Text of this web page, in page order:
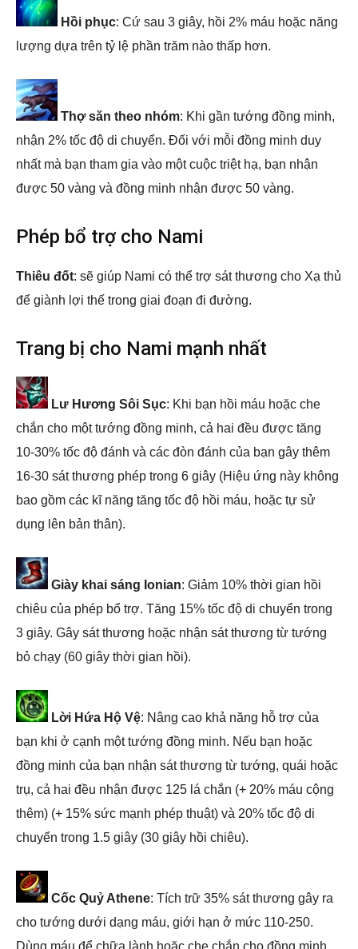
Hồi phục: Cứ sau 3 giây, hồi 2% máu hoặc năng
lượng dựa trên tỷ lệ phần trăm nào thấp hơn.
Thợ săn theo nhóm: Khi gần tướng đồng minh,
nhận 2% tốc độ di chuyển. Đối với mỗi đồng minh duy
nhất mà bạn tham gia vào một cuộc triệt hạ, bạn nhận
được 50 vàng và đồng minh nhận được 50 vàng.
Phép bổ trợ cho Nami
Thiêu đốt: sẽ giúp Nami có thể trợ sát thương cho Xạ thủ
để giành lợi thế trong giai đoạn đi đường.
Trang bị cho Nami mạnh nhất
Lư Hương Sôi Sục: Khi bạn hồi máu hoặc che
chắn cho một tướng đồng minh, cả hai đều được tăng
10-30% tốc độ đánh và các đòn đánh của bạn gây thêm
16-30 sát thương phép trong 6 giây (Hiệu ứng này không
bao gồm các kĩ năng tăng tốc độ hồi máu, hoặc tự sử
dụng lên bản thân).
Giày khai sáng Ionian: Giảm 10% thời gian hồi
chiêu của phép bổ trợ. Tăng 15% tốc độ di chuyển trong
3 giây. Gây sát thương hoặc nhận sát thương từ tướng
bỏ chạy (60 giây thời gian hồi).
Lời Hứa Hộ Vệ: Nâng cao khả năng hỗ trợ của
bạn khi ở cạnh một tướng đồng minh. Nếu bạn hoặc
đồng minh của bạn nhận sát thương từ tướng, quái hoặc
trụ, cả hai đều nhận được 125 lá chắn (+ 20% máu cộng
thêm) (+ 15% sức mạnh phép thuật) và 20% tốc độ di
chuyển trong 1.5 giây (30 giây hồi chiêu).
Cốc Quỷ Athene: Tích trữ 35% sát thương gây ra
cho tướng dưới dạng máu, giới hạn ở mức 110-250.
Dùng máu để chữa lành hoặc che chắn cho đồng minh.